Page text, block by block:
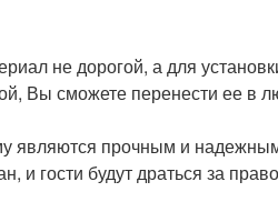
не дорогой, а для
Вы сможете перенести ее в
являются прочным и
и гости будут драться за право